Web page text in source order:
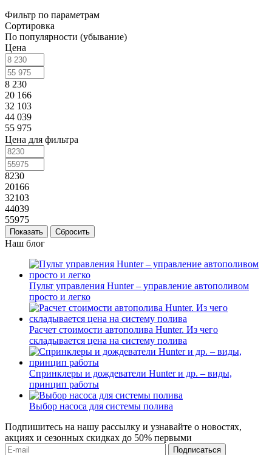
Фильтр по параметрам
Сортировка
По популярности (убывание)
Цена
8 230
20 166
32 103
44 039
55 975
Цена для фильтра
8230
20166
32103
44039
55975
Сбросить
Наш блог
Пульт управления Hunter – управление автополивом
просто и легко
Расчет стоимости автополива Hunter. Из чего
складывается цена на систему полива
Спринклеры и дождеватели Hunter и др. – виды,
принцип работы
Выбор насоса для системы полива
Подпишитесь на нашу рассылку и узнавайте о новостях,
акциях и сезонных скидках до 50% первыми